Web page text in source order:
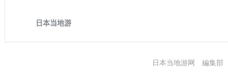
日本当地游网 編集部